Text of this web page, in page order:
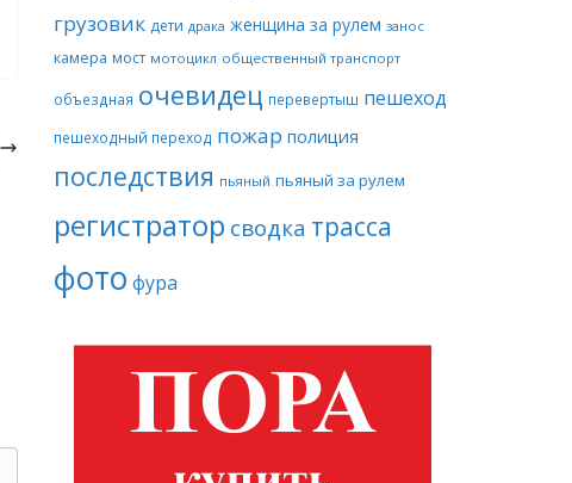
грузовик дети драка женщина за рулем занос
камера мост мотоцикл общественный транспорт
объездная очевидец перевертыш пешеход
пешеходный переход пожар полиция
последствия пьяный пьяный за рулем
регистратор сводка трасса
фото фура